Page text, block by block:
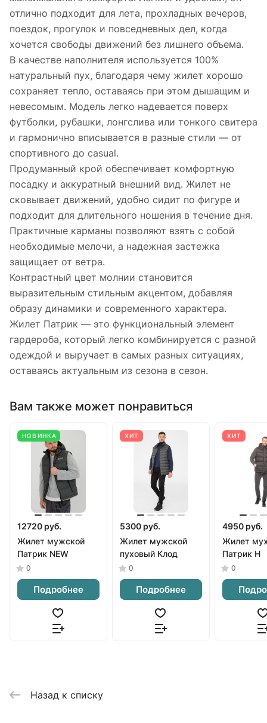
отлично подходит для лета, прохладных вечеров,
поездок, прогулок и повседневных дел, когда
хочется свободы движений без лишнего объема.
В качестве наполнителя используется 100%
натуральный пух, благодаря чему жилет хорошо
сохраняет тепло, оставаясь при этом дышащим и
невесомым. Модель легко надевается поверх
футболки, рубашки, лонгслива или тонкого свитера
и гармонично вписывается в разные стили — от
спортивного до casual.
Продуманный крой обеспечивает комфортную
посадку и аккуратный внешний вид. Жилет не
сковывает движений, удобно сидит по фигуре и
подходит для длительного ношения в течение дня.
Практичные карманы позволяют взять с собой
необходимые мелочи, а надежная застежка
защищает от ветра.
Контрастный цвет молнии становится
выразительным стильным акцентом, добавляя
образу динамики и современного характера.
Жилет Патрик — это функциональный элемент
гардероба, который легко комбинируется с разной
одеждой и выручает в самых разных ситуациях,
оставаясь актуальным из сезона в сезон.
Вам также может понравиться
НОВИНКА
12720 руб.
Жилет мужской
Патрик NEW
0
Подробнее
ХИТ
5300 руб.
Жилет мужской
пуховый Клод
0
Подробнее
ХИТ
4950 руб.
Жилет
Патрик Н
0
Назад к списку